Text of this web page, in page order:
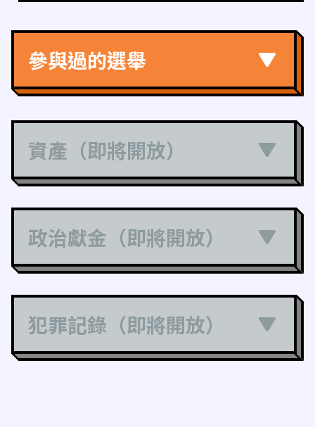
參與過的選舉
資產（即將開放）
政治獻金（即將開放）
犯罪記錄（即將開放）